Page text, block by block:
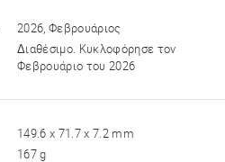
2026, Φεβρουάριος
Διαθέσιμο. Κυκλοφόρησε τον
Φεβρουάριο του 2026
149.6 x 71.7 x 7.2 mm
167 g